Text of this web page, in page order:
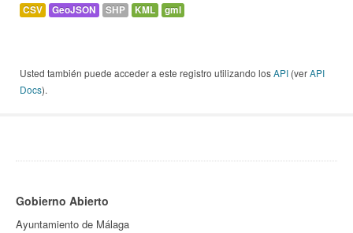
CSV GeoJSON SHP KML gml
Usted también puede acceder a este registro utilizando losAPI (verAPI
Docs).
Gobierno Abierto
Ayuntamiento de Málaga